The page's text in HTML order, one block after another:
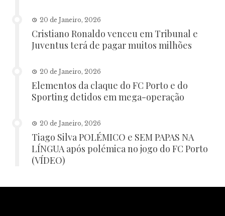
20 de Janeiro, 2026
Cristiano Ronaldo venceu em Tribunal e
Juventus terá de pagar muitos milhões
20 de Janeiro, 2026
Elementos da claque do FC Porto e do
Sporting detidos em mega-operação
20 de Janeiro, 2026
Tiago Silva POLÉMICO e SEM PAPAS NA
LÍNGUA após polémica no jogo do FC Porto
(VÍDEO)